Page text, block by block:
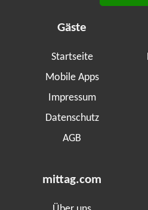
Gäste
Startseite
Mobile Apps
Impressum
Datenschutz
AGB
mittag.com